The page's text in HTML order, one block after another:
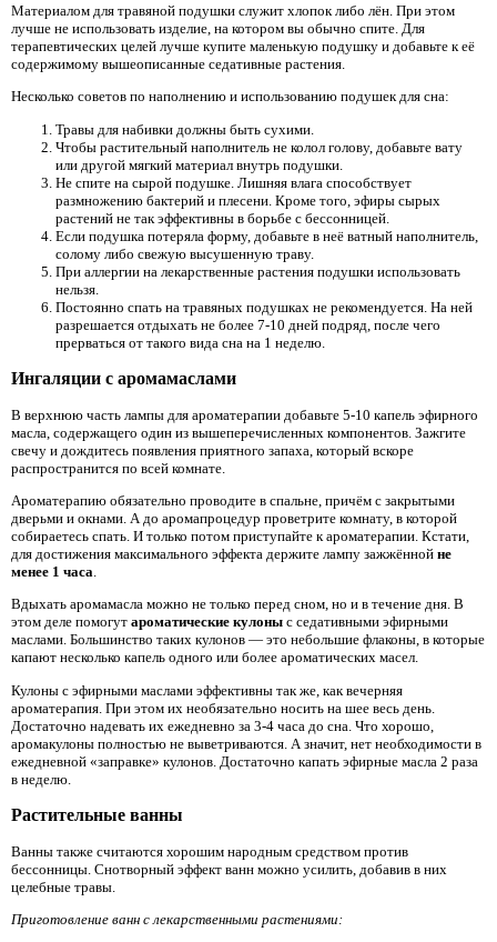
Материалом для травяной подушки служит хлопок либо лён. При этом
лучше не использовать изделие, на котором вы обычно спите. Для
терапевтических целей лучше купите маленькую подушку и добавьте к её
содержимому вышеописанные седативные растения.
Несколько советов по наполнению и использованию подушек для сна:
Травы для набивки должны быть сухими.
Чтобы растительный наполнитель не колол голову, добавьте вату
или другой мягкий материал внутрь подушки.
Не спите на сырой подушке. Лишняя влага способствует
размножению бактерий и плесени. Кроме того, эфиры сырых
растений не так эффективны в борьбе с бессонницей.
Если подушка потеряла форму, добавьте в неё ватный наполнитель,
солому либо свежую высушенную траву.
При аллергии на лекарственные растения подушки использовать
нельзя.
Постоянно спать на травяных подушках не рекомендуется. На ней
разрешается отдыхать не более 7-10 дней подряд, после чего
прерваться от такого вида сна на 1 неделю.
Ингаляции с аромамаслами
В верхнюю часть лампы для ароматерапии добавьте 5-10 капель эфирного
масла, содержащего один из вышеперечисленных компонентов. Зажгите
свечу и дождитесь появления приятного запаха, который вскоре
распространится по всей комнате.
Ароматерапию обязательно проводите в спальне, причём с закрытыми
дверьми и окнами. А до аромапроцедур проветрите комнату, в которой
собираетесь спать. И только потом приступайте к ароматерапии. Кстати,
для достижения максимального эффекта держите лампу зажжённой не
менее 1 часа.
Вдыхать аромамасла можно не только перед сном, но и в течение дня. В
этом деле помогут ароматические кулоны с седативными эфирными
маслами. Большинство таких кулонов — это небольшие флаконы, в которые
капают несколько капель одного или более ароматических масел.
Кулоны с эфирными маслами эффективны так же, как вечерняя
ароматерапия. При этом их необязательно носить на шее весь день.
Достаточно надевать их ежедневно за 3-4 часа до сна. Что хорошо,
аромакулоны полностью не выветриваются. А значит, нет необходимости в
ежедневной «заправке» кулонов. Достаточно капать эфирные масла 2 раза
в неделю.
Растительные ванны
Ванны также считаются хорошим народным средством против
бессонницы. Снотворный эффект ванн можно усилить, добавив в них
целебные травы.
Приготовление ванн с лекарственными растениями: